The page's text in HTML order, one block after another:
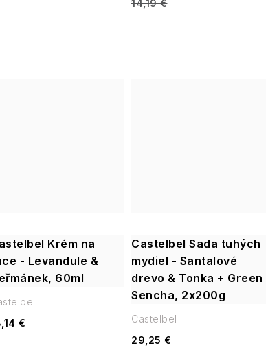
14,19 €
Krém na
- Levandule &
60ml
€
Castelbel Sada tuhých
mydiel - Santalové
drevo & Tonka + Green
Sencha, 2x200g
29,25 €
Castelbel